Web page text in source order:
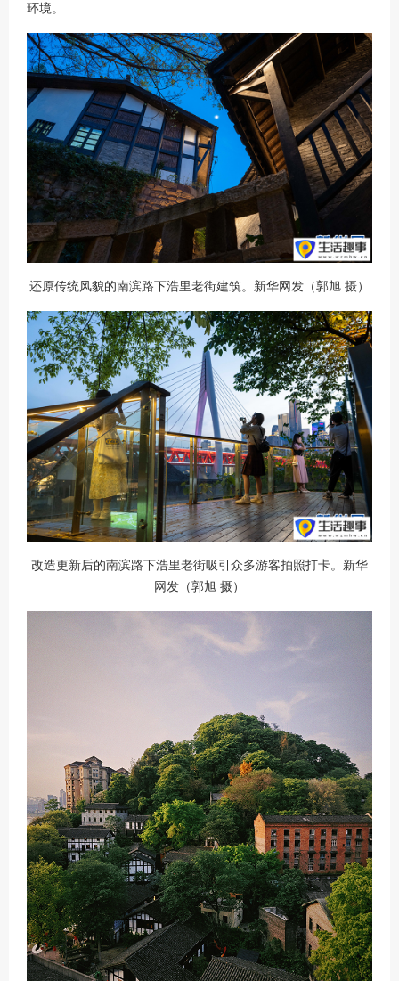
环境。
还原传统风貌的南滨路下浩里老街建筑。新华网发（郭旭 摄）
改造更新后的南滨路下浩里老街吸引众多游客拍照打卡。新华
网发（郭旭 摄）